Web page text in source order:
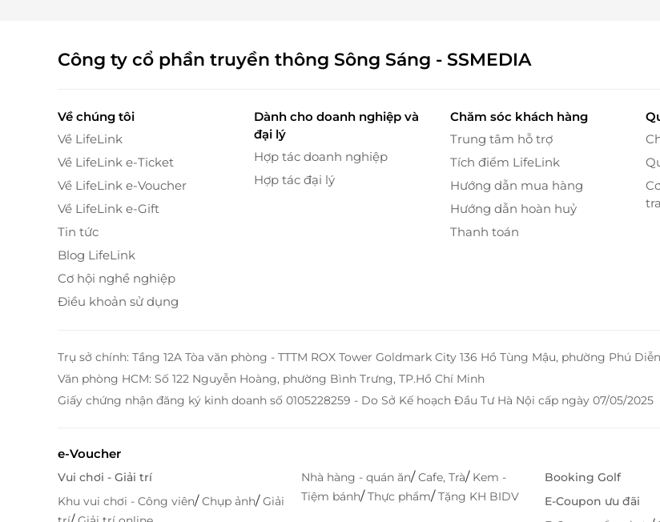
mỉ, mang lại cảm giác thoải mái và tiện lợi tối đa cho du khách – dù là chuyến công tác
nghỉ ngắn ngày.
Công ty cổ phần truyền thông Sông Sáng - SSMEDIA
Về chúng tôi
Về LifeLink
Về LifeLink e-Ticket
Về LifeLink e-Voucher
Về LifeLink e-Gift
Tin tức
Blog LifeLink
Cơ hội nghề nghiệp
Điều khoản sử dụng
Dành cho doanh nghiệp và
đại lý
Hợp tác doanh nghiệp
Hợp tác đại lý
Chăm sóc khách hàng
Trung tâm hỗ trợ
Tích điểm LifeLink
Hướng dẫn mua hàng
Hướng dẫn hoàn huỷ
Thanh toán
Trụ sở chính: Tầng 12A Tòa văn phòng - TTTM ROX Tower Goldmark City 136 Hồ Tùng Mậu, phường Phú
Văn phòng HCM: Số 122 Nguyễn Hoàng, phường Bình Trưng, TP.Hồ Chí Minh
Giấy chứng nhận đăng ký kinh doanh số 0105228259 - Do Sở Kế hoạch Đầu Tư Hà Nội cấp ngày 07/05/2025
e-Voucher
Vui chơi - Giải trí
Khu vui chơi - Công viên/Chụp ảnh/Giải
Nhà hàng - quán ăn/Cafe, Trà/ Kem -
Tiệm bánh/Thực phẩm/Tặng KH BIDV
Booking Golf
E-Coupon ưu đãi